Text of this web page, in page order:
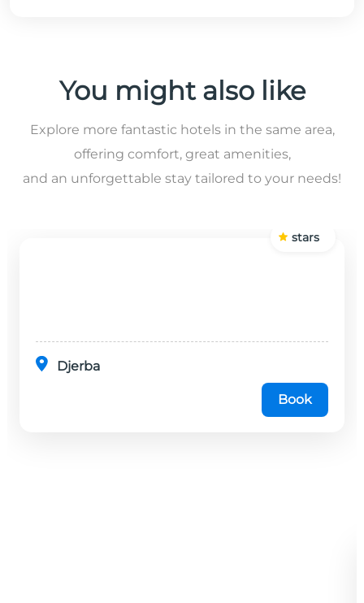
You might also like
Explore more fantastic hotels in the same area,
offering comfort, great amenities,
and an unforgettable stay tailored to your needs!
Djerba
stars
Book